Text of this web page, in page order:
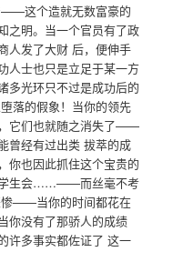
——这个造就无数富豪的
之明。当一个官员有了政
人发了大财 后，便伸手
士也只是立足于某一方
多光环只不过是成功后的
落的假象！当你的领先
它们也就随之消失了——
曾经有过出类 拔萃的成
你也因此抓住这个宝贵的
学生会……——而丝毫不考
惨——当你的时间都花在
你没有了那骄人的成绩
许多事实都佐证了 这一